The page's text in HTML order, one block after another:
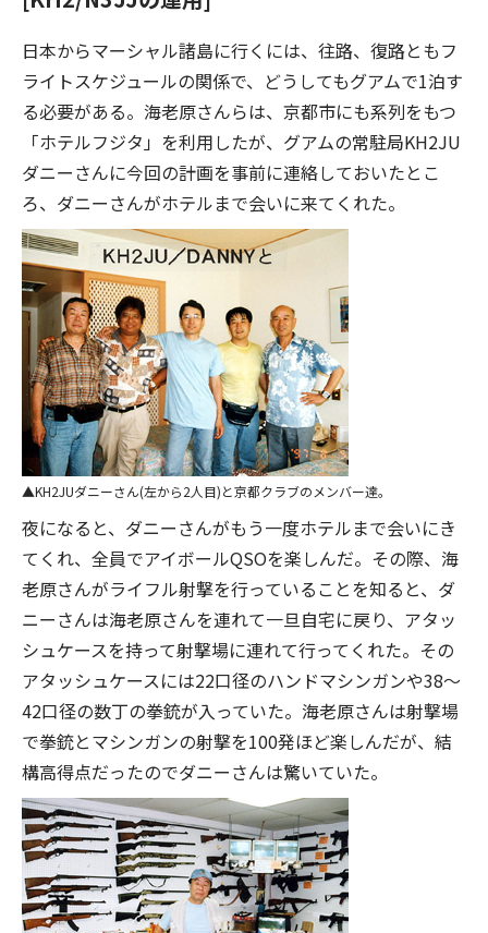
日本からマーシャル諸島に行くには、往路、復路ともフ
ライトスケジュールの関係で、どうしてもグアムで1泊す
る必要がある。海老原さんらは、京都市にも系列をもつ
「ホテルフジタ」を利用したが、グアムの常駐局KH2JU
ダニーさんに今回の計画を事前に連絡しておいたとこ
ろ、ダニーさんがホテルまで会いに来てくれた。
KH2JUダニーさん(左から2人目)と京都クラブのメンバー達。
夜になると、ダニーさんがもう一度ホテルまで会いにき
てくれ、全員でアイボールQSOを楽しんだ。その際、海
老原さんがライフル射撃を行っていることを知ると、ダ
ニーさんは海老原さんを連れて一旦自宅に戻り、アタッ
シュケースを持って射撃場に連れて行ってくれた。その
アタッシュケースには22口径のハンドマシンガンや38〜
42口径の数丁の拳銃が入っていた。海老原さんは射撃場
で拳銃とマシンガンの射撃を100発ほど楽しんだが、結
構高得点だったのでダニーさんは驚いていた。